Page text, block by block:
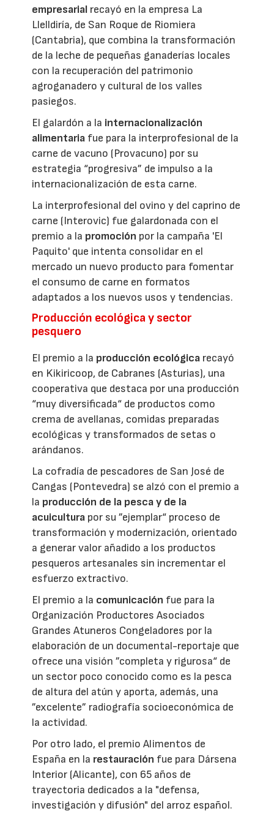
empresarial recayó en la empresa La
Llelldiría, de San Roque de Riomiera
(Cantabria), que combina la transformación
de la leche de pequeñas ganaderías locales
con la recuperación del patrimonio
agroganadero y cultural de los valles
pasiegos.
El galardón a la internacionalización
alimentaria fue para la interprofesional de la
carne de vacuno (Provacuno) por su
estrategia “progresiva” de impulso a la
internacionalización de esta carne.
La interprofesional del ovino y del caprino de
carne (Interovic) fue galardonada con el
premio a la promoción por la campaña 'El
Paquito' que intenta consolidar en el
mercado un nuevo producto para fomentar
el consumo de carne en formatos
adaptados a los nuevos usos y tendencias.
Producción ecológica y sector
pesquero
El premio a la producción ecológica recayó
en Kikiricoop, de Cabranes (Asturias), una
cooperativa que destaca por una producción
“muy diversificada“ de productos como
crema de avellanas, comidas preparadas
ecológicas y transformados de setas o
arándanos.
La cofradía de pescadores de San José de
Cangas (Pontevedra) se alzó con el premio a
la producción de la pesca y de la
acuicultura por su ”ejemplar“ proceso de
transformación y modernización, orientado
a generar valor añadido a los productos
pesqueros artesanales sin incrementar el
esfuerzo extractivo.
El premio a la comunicación fue para la
Organización Productores Asociados
Grandes Atuneros Congeladores por la
elaboración de un documental-reportaje que
ofrece una visión ”completa y rigurosa“ de
un sector poco conocido como es la pesca
de altura del atún y aporta, además, una
”excelente” radiografía socioeconómica de
la actividad.
Por otro lado, el premio Alimentos de
España en la restauración fue para Dársena
Interior (Alicante), con 65 años de
trayectoria dedicados a la "defensa,
investigación y difusión" del arroz español.